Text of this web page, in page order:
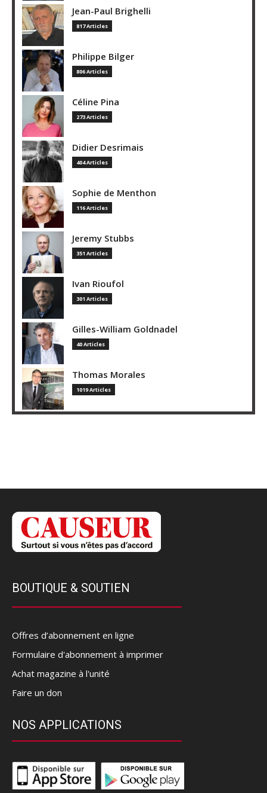
Jean-Paul Brighelli
817 Articles
Philippe Bilger
806 Articles
Céline Pina
273 Articles
Didier Desrimais
404 Articles
Sophie de Menthon
116 Articles
Jeremy Stubbs
351 Articles
Ivan Rioufol
301 Articles
Gilles-William Goldnadel
40 Articles
Thomas Morales
1019 Articles
BOUTIQUE & SOUTIEN
Offres d’abonnement en ligne
Formulaire d'abonnement à imprimer
Achat magazine à l'unité
Faire un don
NOS APPLICATIONS